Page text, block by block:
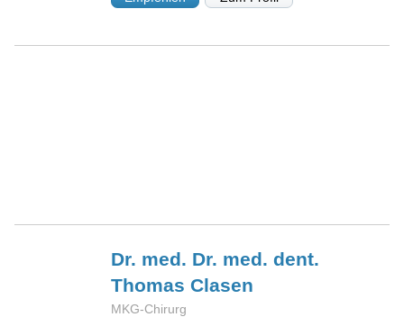
Dr. med. Dr. med. dent.
ThomasClasen
MKG-Chirurg